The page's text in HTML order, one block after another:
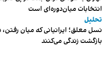
انتخابات میان‌دوره‌ای است
تحلیل
نسل معلق؛ ایرانیانی که میان
بازگشت زندگی می‌کنند